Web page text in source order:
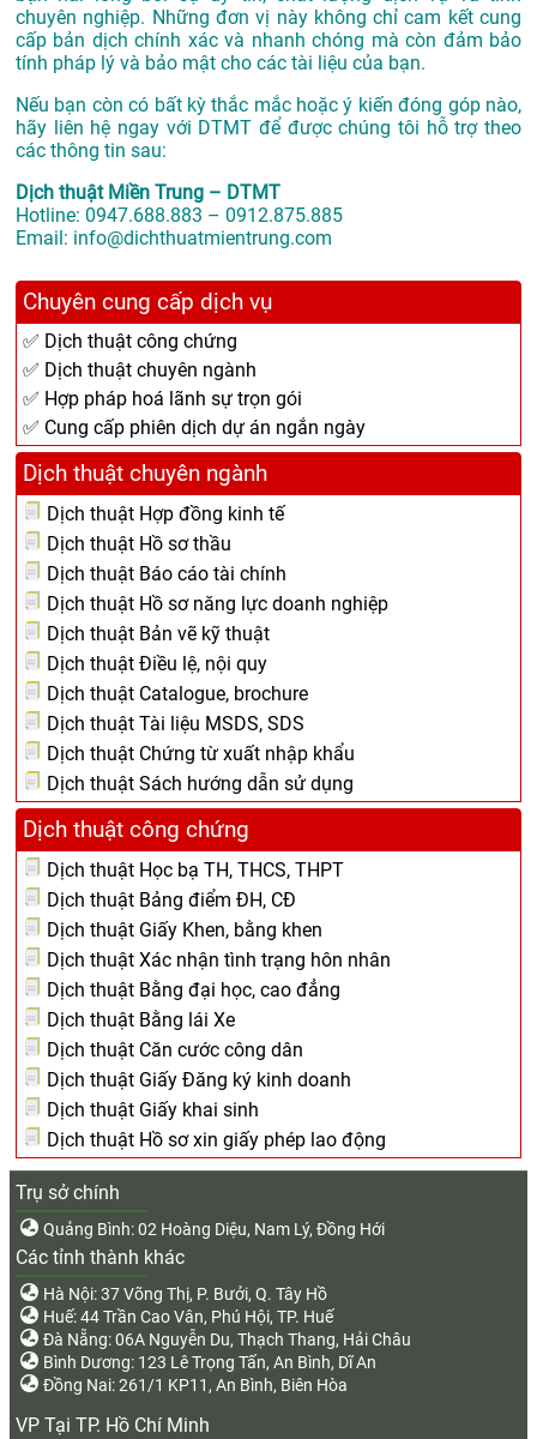
chuyên nghiệp. Những đơn vị này không chỉ cam kết cung
cấp bản dịch chính xác và nhanh chóng mà còn đảm bảo
tính pháp lý và bảo mật cho các tài liệu của bạn.
Nếu bạn còn có bất kỳ thắc mắc hoặc ý kiến đóng góp nào,
hãy liên hệ ngay với DTMT để được chúng tôi hỗ trợ theo
các thông tin sau:
Dịch thuật Miền Trung – DTMT
Hotline: 0947.688.883 – 0912.875.885
Email: info@dichthuatmientrung.com
Chuyên cung cấp dịch vụ
✅ Dịch thuật công chứng
✅ Dịch thuật chuyên ngành
✅ Hợp pháp hoá lãnh sự trọn gói
✅ Cung cấp phiên dịch dự án ngắn ngày
Dịch thuật chuyên ngành
Dịch thuật Hợp đồng kinh tế
Dịch thuật Hồ sơ thầu
Dịch thuật Báo cáo tài chính
Dịch thuật Hồ sơ năng lực doanh nghiệp
Dịch thuật Bản vẽ kỹ thuật
Dịch thuật Điều lệ, nội quy
Dịch thuật Catalogue, brochure
Dịch thuật Tài liệu MSDS, SDS
Dịch thuật Chứng từ xuất nhập khẩu
Dịch thuật Sách hướng dẫn sử dụng
Dịch thuật công chứng
Dịch thuật Học bạ TH, THCS, THPT
Dịch thuật Bảng điểm ĐH, CĐ
Dịch thuật Giấy Khen, bằng khen
Dịch thuật Xác nhận tình trạng hôn nhân
Dịch thuật Bằng đại học, cao đẳng
Dịch thuật Bằng lái Xe
Dịch thuật Căn cước công dân
Dịch thuật Giấy Đăng ký kinh doanh
Dịch thuật Giấy khai sinh
Dịch thuật Hồ sơ xin giấy phép lao động
Trụ sở chính
Quảng Bình: 02 Hoàng Diệu, Nam Lý, Đồng Hới
Các tỉnh thành khác
Hà Nội: 37 Võng Thị, P. Bưởi, Q. Tây Hồ
Huế: 44 Trần Cao Vân, Phú Hội, TP. Huế
Đà Nẵng: 06A Nguyễn Du, Thạch Thang, Hải Châu
Bình Dương: 123 Lê Trọng Tấn, An Bình, Dĩ An
Đồng Nai: 261/1 KP11, An Bình, Biên Hòa
VP Tại TP. Hồ Chí Minh